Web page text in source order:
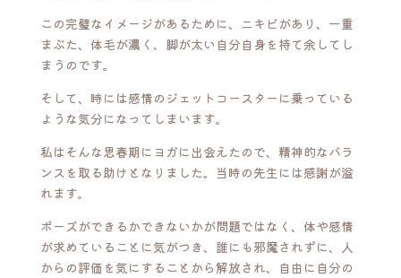
この完璧なイメージがあるために、ニキビがあり、一重
まぶた、体毛が濃く、脚が太い自分自身を持て余してし
まうのです。
そして、時には感情のジェットコースターに乗っている
ような気分になってしまいます。
私はそんな思春期にヨガに出会えたので、精神的なバラ
ンスを取る助けとなりました。当時の先生には感謝が溢
れます。
ポーズができるかできないかが問題ではなく、体や感情
が求めていることに気がつき、誰にも邪魔されずに、人
からの評価を気にすることから解放され、自由に自分の